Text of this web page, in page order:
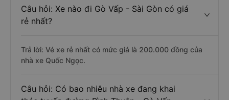
Câu hỏi: Xe nào đi Gò Vấp - Sài Gòn có giá
rẻ nhất?
Trả lời: Vé xe rẻ nhất có mức giá là 200.000 đồng của
nhà xe Quốc Ngọc.
Câu hỏi: Có bao nhiêu nhà xe đang khai